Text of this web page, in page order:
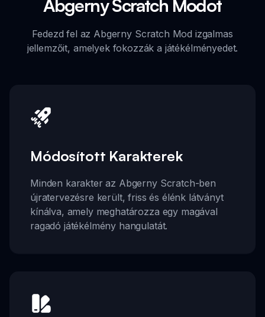
Abgerny Scratch Modot
Fedezd fel az Abgerny Scratch Mod izgalmas
jellemzőit, amelyek fokozzák a játékélményedet.
Módosított Karakterek
Minden karakter az Abgerny Scratch-ben
újratervezésre került, friss és élénk látványt
kínálva, amely meghatározza egy magával
ragadó játékélmény hangulatát.